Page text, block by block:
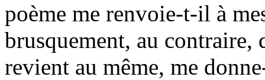
poème me renvoie-t-il à
brusquement, au contraire,
revient au même, me